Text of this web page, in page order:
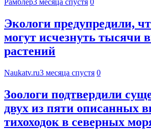
Рамблер3 месяца спустя 0
Экологи предупредили,
могут исчезнуть тысячи
растений
Naukatv.ru3 месяца спустя 0
Зоологи подтвердили
двух из пяти описанных
тихоходок в северных